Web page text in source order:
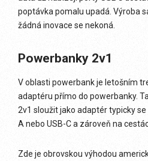
poptávka pomalu upadá. Výroba
žádná inovace se nekoná.
Powerbanky 2v1
V oblasti powerbank je letošním
adaptéru přímo do powerbanky.
2v1 sloužit jako adaptér typicky
A nebo USB-C a zároveň na
Zde je obrovskou výhodou